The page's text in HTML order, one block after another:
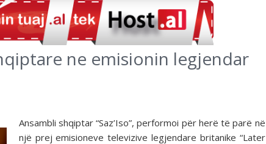
ne emisionin legjendar
Ansambli shqiptar “Saz’Iso”, performoi për herë të parë në
një prej emisioneve televizive legjendare britanike “Later